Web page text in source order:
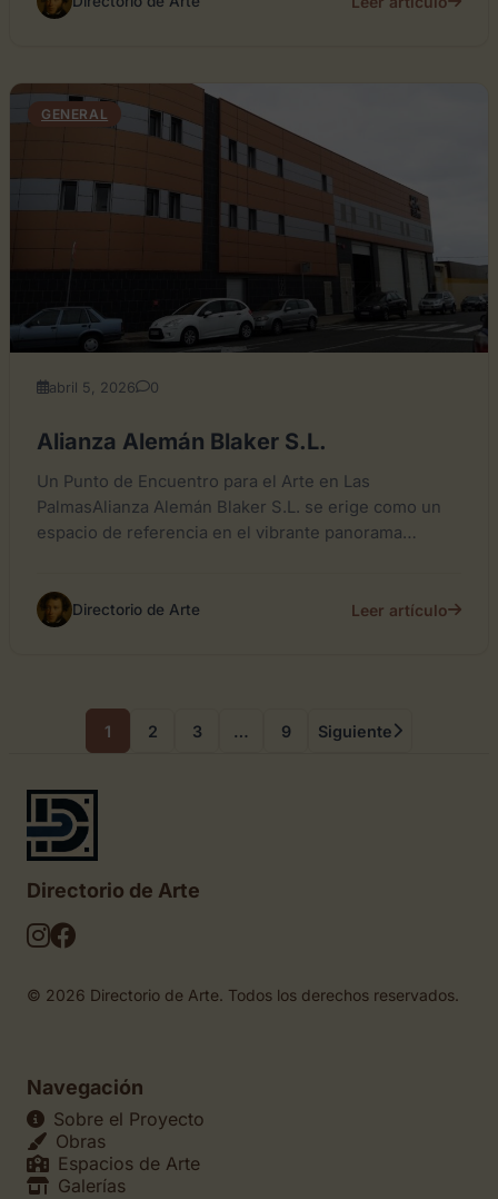
GENERAL
abril 5, 2026 0
Alianza Alemán Blaker S.L.
Un Punto de Encuentro para el Arte en Las
PalmasAlianza Alemán Blaker S.L. se erige como un
espacio de referencia en el vibrante panorama
Directorio de Arte Leer artículo
1 2 3 … 9 Siguiente
Directorio de Arte
© 2026 Directorio de Arte. Todos los derechos reservados.
Navegación
Sobre el Proyecto
Obras
Espacios de Arte
Galerías